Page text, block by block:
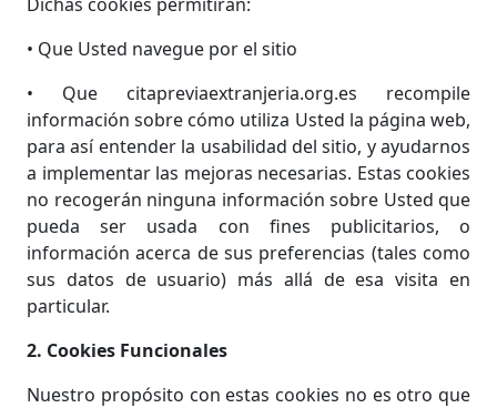
• Que Usted navegue por el sitio
• Que citapreviaextranjeria.org.es recompile
información sobre cómo utiliza Usted la página web,
para así entender la usabilidad del sitio, y ayudarnos
a implementar las mejoras necesarias. Estas cookies
no recogerán ninguna información sobre Usted que
pueda ser usada con fines publicitarios, o
información acerca de sus preferencias (tales como
sus datos de usuario) más allá de esa visita en
particular.
2. Cookies Funcionales
Nuestro propósito con estas cookies no es otro que